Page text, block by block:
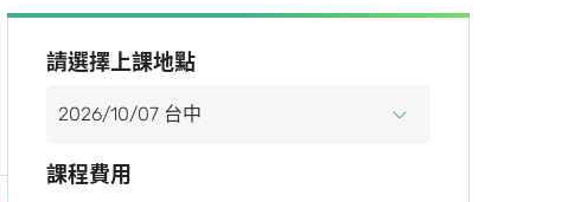
請選擇上課地點
課程費用